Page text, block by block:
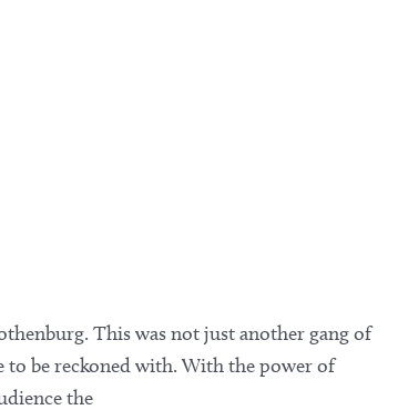
This was not just another gang of
to be reckoned with. With the power of
the